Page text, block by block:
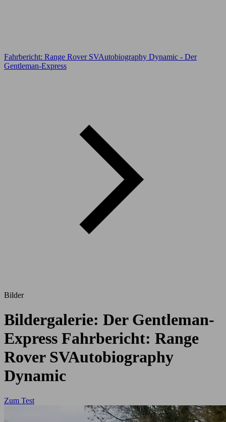
Fahrbericht: Range Rover SVAutobiography Dynamic - Der
Gentleman-Express
Bilder
Bildergalerie: Der Gentleman-
Express Fahrbericht: Range
Rover SVAutobiography
Dynamic
Zum Test